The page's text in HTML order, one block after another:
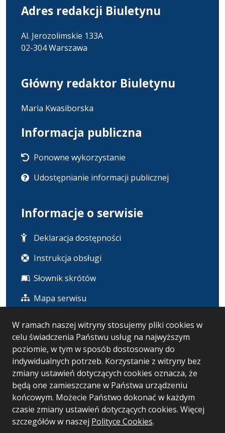
W ramach naszej witryny stosujemy pliki cookies w
celu świadczenia Państwu usług na najwyższym
poziomie, w tym w sposób dostosowany do
indywidualnych potrzeb. Korzystanie z witryny bez
zmiany ustawień dotyczących cookies oznacza, że
będą one zamieszczane w Państwa urządzeniu
końcowym. Możecie Państwo dokonać w każdym
czasie zmiany ustawień dotyczących cookies. Więcej
szczegółów w naszej Polityce Cookies.
Adres redakcji Biuletynu
Al. Jerozolimskie 133A
02-304 Warszawa
Główny redaktor Biuletynu
Maria Kwasiborska
Informacja publiczna
Ponowne wykorzystanie
Udostępnianie informacji publicznej
Informacje o serwisie
Deklaracja dostępności
Instrukcja obsługi
Słownik skrótów
Mapa serwisu
Statystyka i dane osobowe
Statystyki oglądalności
Ostatnio dodane
Wersja systemu: 5.7.0 [126]